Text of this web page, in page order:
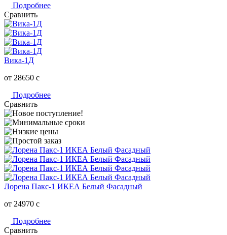
Подробнее
Сравнить
Вика-1Д
от 28650 c
Подробнее
Сравнить
Лорена Пакс-1 ИКЕА Белый Фасадный
от 24970 c
Подробнее
Сравнить